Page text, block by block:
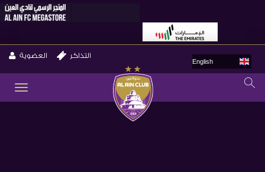
English
التذاكر العضوية